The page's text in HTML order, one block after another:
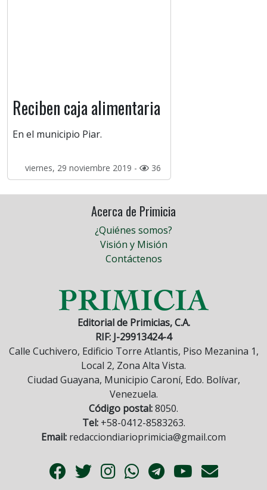
Reciben caja alimentaria
En el municipio Piar.
viernes, 29 noviembre 2019 - 36
Acerca de Primicia
¿Quiénes somos?
Visión y Misión
Contáctenos
Editorial de Primicias, C.A.
RIF: J-29913424-4
Calle Cuchivero, Edificio Torre Atlantis, Piso Mezanina 1,
Local 2, Zona Alta Vista.
Ciudad Guayana, Municipio Caroní, Edo. Bolívar,
Venezuela.
Código postal:8050.
Tel:+58-0412-8583263.
Email: redacciondiarioprimicia@gmail.com